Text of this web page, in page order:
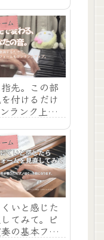
ム
先。この部
付けるだけ
ランク上の
ム
いと感じた
てみて。ピ
の基本フォ